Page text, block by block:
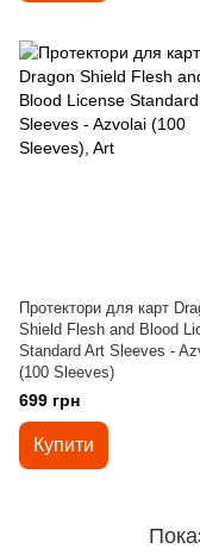
Протектори для карт
Shield Flesh and Blood
Standard Art Sleeves -
(100 Sleeves)
699 грн
Купити